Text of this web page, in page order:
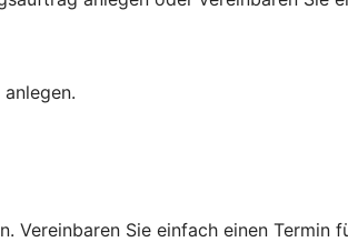
Vereinbaren Sie einfach einen